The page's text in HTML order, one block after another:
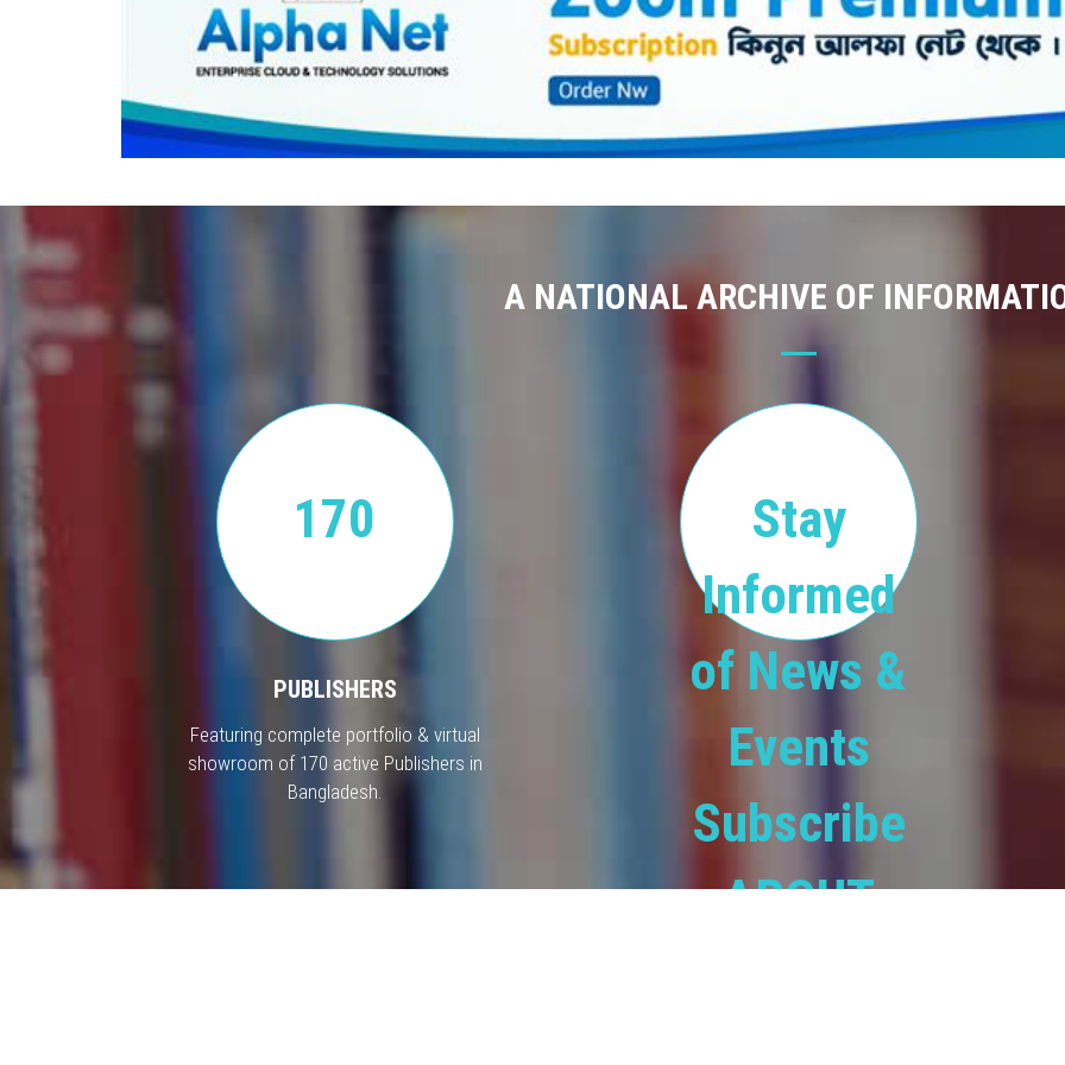
A NATIONAL ARCHIVE OF
170
PUBLISHERS
Featuring complete portfolio & virtual
showroom of 170 active Publishers in
Bangladesh.
Stay
Informed
of News &
Events
Subscribe
ABOUT